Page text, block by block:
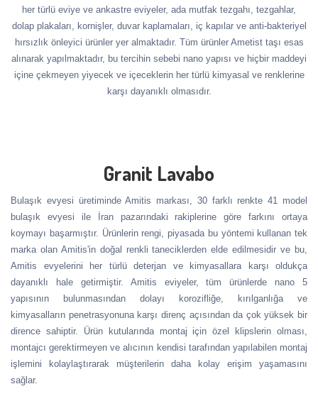
her türlü eviye ve ankastre eviyeler, ada mutfak tezgahı, tezgahlar,
dolap plakaları, kornişler, duvar kaplamaları, iç kapılar ve anti-bakteriyel
hırsızlık önleyici ürünler yer almaktadır. Tüm ürünler Ametist taşı esas
alınarak yapılmaktadır, bu tercihin sebebi nano yapısı ve hiçbir maddeyi
içine çekmeyen yiyecek ve içeceklerin her türlü kimyasal ve renklerine
karşı dayanıklı olmasıdır.
Granit Lavabo
Bulaşık evyesi üretiminde Amitis markası, 30 farklı renkte 41 model
bulaşık evyesi ile İran pazarındaki rakiplerine göre farkını ortaya
koymayı başarmıştır. Ürünlerin rengi, piyasada bu yöntemi kullanan tek
marka olan Amitis'in doğal renkli taneciklerden elde edilmesidir ve bu,
Amitis evyelerini her türlü deterjan ve kimyasallara karşı oldukça
dayanıklı hale getirmiştir. Amitis eviyeler, tüm ürünlerde nano 5
yapısının bulunmasından dolayı korozifliğe, kırılganlığa ve
kimyasalların penetrasyonuna karşı direnç açısından da çok yüksek bir
dirence sahiptir. Ürün kutularında montaj için özel klipslerin olması,
montajcı gerektirmeyen ve alıcının kendisi tarafından yapılabilen montaj
işlemini kolaylaştırarak müşterilerin daha kolay erişim yaşamasını
sağlar.